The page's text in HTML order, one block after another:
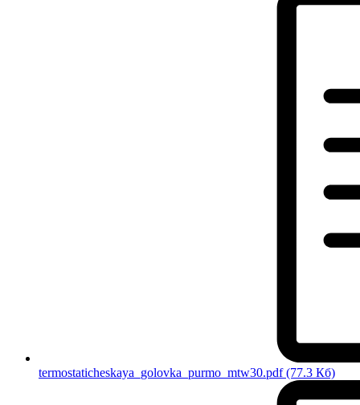
termostaticheskaya_golovka_purmo_mtw30.pdf(77.3 Кб)